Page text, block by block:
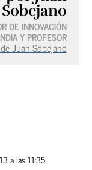
Sobejano
DE INNOVACIÓN
Y PROFESOR
Juan Sobejano
a las 11:35